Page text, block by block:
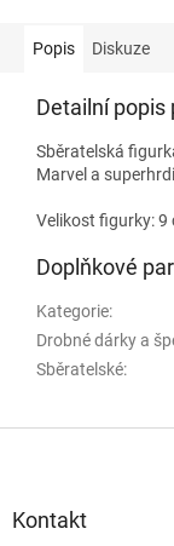
Popis Diskuze
Detailní popis
Sběratelská
Marvel a
Velikost figurky: 9
Doplňkové
Kategorie:
Drobné dárky a
Sběratelské:
Kontakt